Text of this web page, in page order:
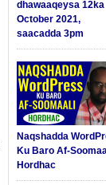
dhawaaqeysa 12ka
October 2021,
saacadda 3pm
Naqshadda
Ku Baro Af-
Hordhac